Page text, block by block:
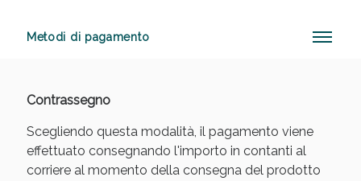
Metodi di pagamento
Contrassegno
Scegliendo questa modalità, il pagamento viene
effettuato consegnando l'importo in contanti al
corriere al momento della consegna del prodotto